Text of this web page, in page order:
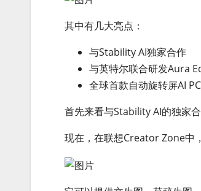
其中有几大亮点：
与Stability AI独家合作
与英特尔联合研发Aura
全球首款自动旋转屏AI PC
首先来看与Stability AI的独家合
现在，在联想Creator Zone中